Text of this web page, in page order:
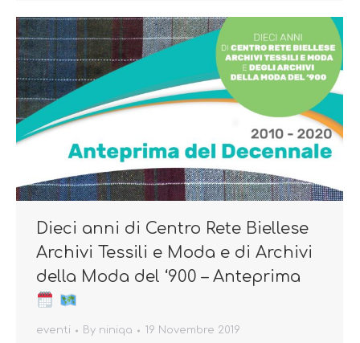
Dieci anni di Centro Rete Biellese
Archivi Tessili e Moda e di Archivi
della Moda del ‘900 – Anteprima
eventi By niniqa 19 Novembre 2019